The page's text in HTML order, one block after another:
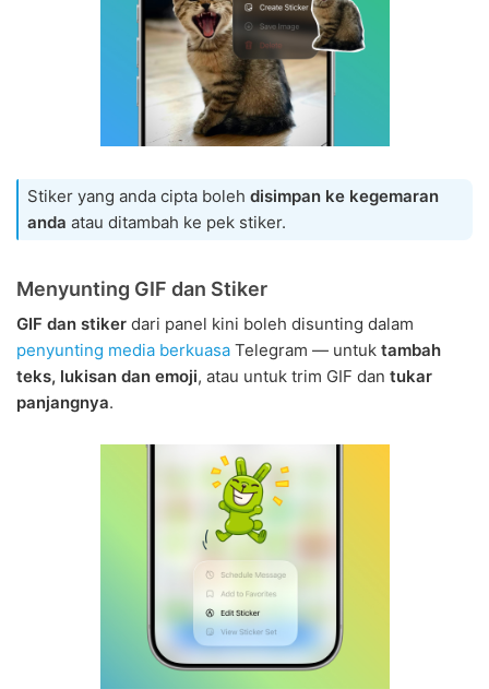
Stiker yang anda cipta boleh disimpan ke kegemaran
anda atau ditambah ke pek stiker.
Menyunting GIF dan Stiker
GIF dan stiker dari panel kini boleh disunting dalam
penyunting media berkuasa Telegram — untuk tambah
teks, lukisan dan emoji, atau untuk trim GIF dan tukar
panjangnya.